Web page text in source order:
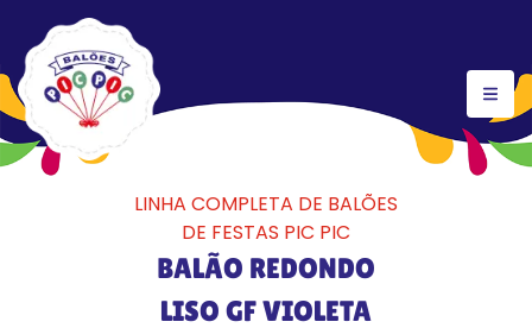
LINHA COMPLETA DE BALÕES
DE FESTAS PIC PIC
BALÃO REDONDO
LISO GF VIOLETA